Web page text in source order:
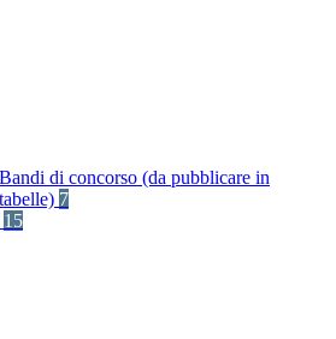
Bandi di concorso (da pubblicare in
tabelle) 7
15